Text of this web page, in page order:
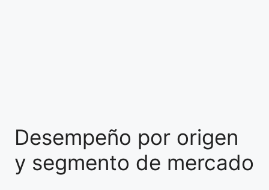
Desempeño por origen
y segmento de mercado